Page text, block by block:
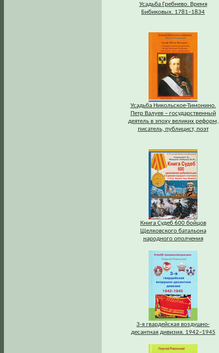
Усадьба Гребнево. Время
Бибиковых. 1781–1834
Усадьба Никольское-Тимонино.
Петр Валуев – государственный
деятель в эпоху великих реформ,
писатель, публицист, поэт
Книга Судеб 600 бойцов
Щелковского батальона
народного ополчения
3-я гвардейская воздушно-
десантная дивизия. 1942–1945